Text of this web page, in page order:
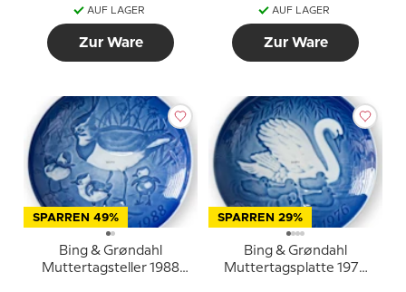
AUF LAGER
Zur Ware
AUF LAGER
Zur Ware
SPARREN 49%
Bing & Grøndahl
Muttertagsteller 1988
SPARREN 29%
Bing & Grøndahl
Muttertagsplatte 1976